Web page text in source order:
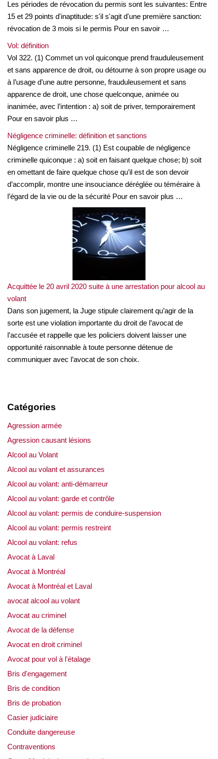
Les périodes de révocation du permis sont les suivantes: Entre
15 et 29 points d'inaptitude: s'il s'agit d'une première sanction:
révocation de 3 mois si le permis Pour en savoir …
Vol: définition
Vol 322. (1) Commet un vol quiconque prend frauduleusement
et sans apparence de droit, ou détourne à son propre usage ou
à l’usage d’une autre personne, frauduleusement et sans
apparence de droit, une chose quelconque, animée ou
inanimée, avec l’intention : a) soit de priver, temporairement
Pour en savoir plus …
Négligence criminelle: définition et sanctions
Négligence criminelle 219. (1) Est coupable de négligence
criminelle quiconque : a) soit en faisant quelque chose; b) soit
en omettant de faire quelque chose qu’il est de son devoir
d’accomplir, montre une insouciance déréglée ou téméraire à
l’égard de la vie ou de la sécurité Pour en savoir plus …
Acquittée le 20 avril 2020 suite à une arrestation pour alcool au
volant
Dans son jugement, la Juge stipule clairement qu’agir de la
sorte est une violation importante du droit de l’avocat de
l’accusée et rappelle que les policiers doivent laisser une
opportunité raisonnable à toute personne détenue de
communiquer avec l’avocat de son choix.
Catégories
Agression armée
Agression causant lésions
Alcool au Volant
Alcool au volant et assurances
Alcool au volant: anti-démarreur
Alcool au volant: garde et contrôle
Alcool au volant: permis de conduire-suspension
Alcool au volant: permis restreint
Alcool au volant: refus
Avocat à Laval
Avocat à Montréal
Avocat à Montréal et Laval
avocat alcool au volant
Avocat au criminel
Avocat de la défense
Avocat en droit criminel
Avocat pour vol à l'étalage
Bris d'engagement
Bris de condition
Bris de probation
Casier judiciaire
Conduite dangereuse
Contraventions